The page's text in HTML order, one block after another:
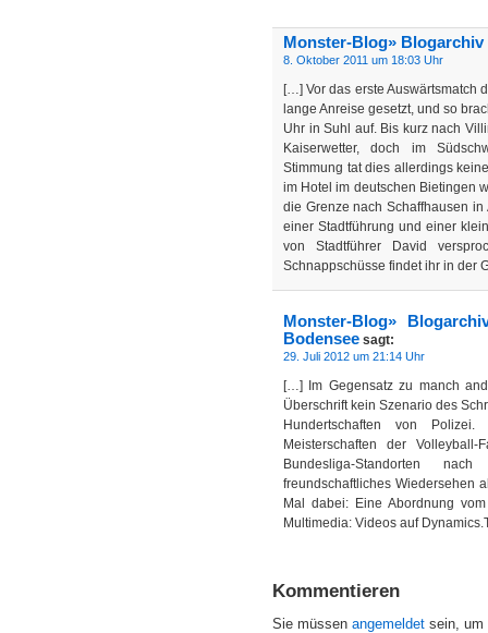
Monster-Blog» Blogarchiv
8. Oktober 2011 um 18:03 Uhr
[…] Vor das erste Auswärtsmatch
lange Anreise gesetzt, und so
Uhr in Suhl auf. Bis kurz nach
Kaiserwetter, doch im
Stimmung tat dies allerdings
im Hotel im deutschen Bietingen
die Grenze nach Schaffhausen
einer Stadtführung und einer
von Stadtführer David
Schnappschüsse findet ihr in
Monster-Blog»
Bodensee sagt:
29. Juli 2012 um 21:14 Uhr
[…] Im Gegensatz zu manch
Überschrift kein Szenario des
Hundertschaften von
Meisterschaften der
Bundesliga-Standorten
freundschaftliches Wiedersehen
Mal dabei: Eine Abordnung
Multimedia: Videos auf
Kommentieren
Sie müssen angemeldet sein, um